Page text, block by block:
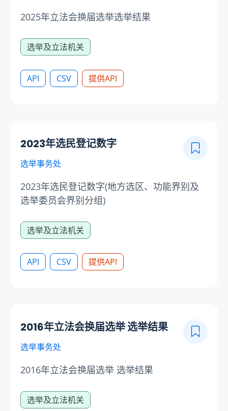
2025年立法会换届选举选举结果
选举及立法机关
API CSV 提供API
2023年选民登记数字
选举事务处
2023年选民登记数字(地方选区、功能界别及
选举委员会界别分组)
选举及立法机关
API CSV 提供API
2016年立法会换届选举 选举结果
选举事务处
2016年立法会换届选举 选举结果
选举及立法机关